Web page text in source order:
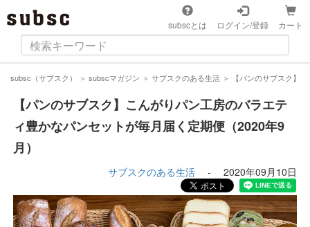
subscとは ログイン/登録 カート
subsc（サブスク） ＞ subscマガジン ＞ サブスクのある生活 ＞ 【パンのサブスク】
【パンのサブスク】こんがりパン工房のバラエテ
ィ豊かなパンセットが毎月届く定期便（2020年9
月）
サブスクのある生活 - 2020年09月10日